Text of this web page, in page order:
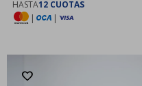
HASTA12 CUOTAS
|
|